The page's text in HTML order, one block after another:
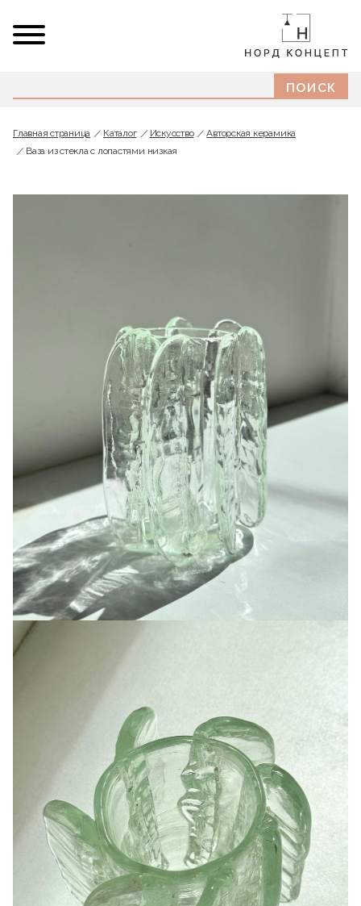
Главная страница Каталог Искусство
Авторская керамика
Ваза из стекла с лопастями низкая